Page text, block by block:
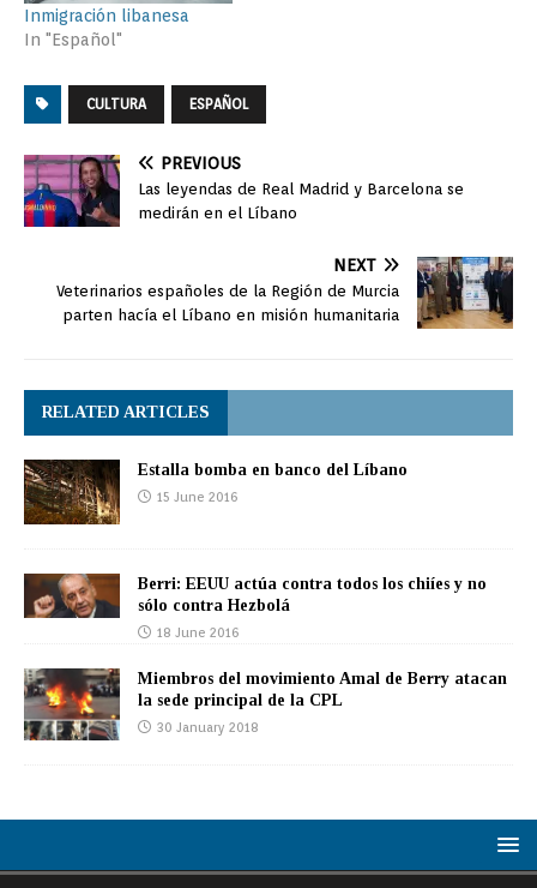
Inmigración libanesa
In "Español"
CULTURA ESPAÑOL
PREVIOUS
Las leyendas de Real Madrid y Barcelona se
medirán en el Líbano
NEXT
Veterinarios españoles de la Región de Murcia
parten hacía el Líbano en misión humanitaria
RELATED ARTICLES
Estalla bomba en banco del Líbano
15 June 2016
Berri: EEUU actúa contra todos los chiíes y no
sólo contra Hezbolá
18 June 2016
Miembros del movimiento Amal de Berry atacan
la sede principal de la CPL
30 January 2018